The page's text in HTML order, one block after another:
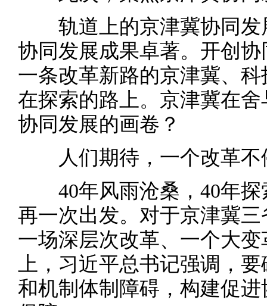
轨道上的京津冀协同发
协同发展成果卓著。开创
一条改革新路的京津冀、
在探索的路上。京津冀在
协同发展的画卷？
人们期待，一个改革不
40年风雨沧桑，40年探
再一次出发。对于京津冀
一场深层次改革、一个大
上，习近平总书记强调，
和机制体制障碍，构建促